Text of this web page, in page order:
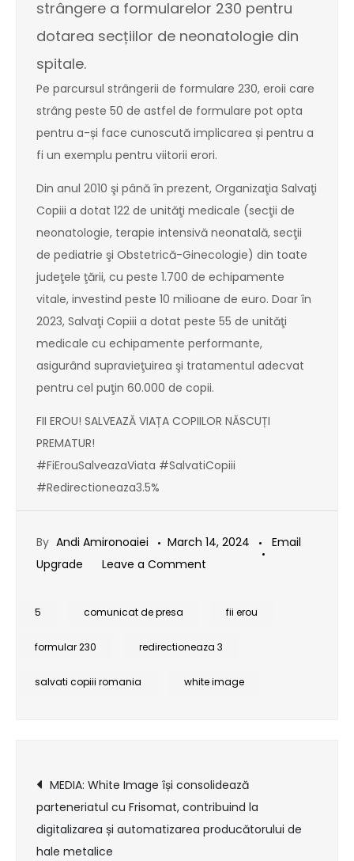
strângere a formularelor 230 pentru
dotarea secțiilor de neonatologie din
spitale.
Pe parcursul strângerii de formulare 230, eroii care
strâng peste 50 de astfel de formulare pot opta
pentru a-și face cunoscută implicarea și pentru a
fi un exemplu pentru viitorii erori.
Din anul 2010 şi până în prezent, Organizaţia Salvaţi
Copiii a dotat 122 de unităţi medicale (secţii de
neonatologie, terapie intensivă neonatală, secţii
de pediatrie şi Obstetrică-Ginecologie) din toate
judeţele ţării, cu peste 1.700 de echipamente
vitale, investind peste 10 milioane de euro. Doar în
2023, Salvaţi Copiii a dotat peste 55 de unităţi
medicale cu echipamente performante,
asigurând supravieţuirea şi tratamentul adecvat
pentru cel puţin 60.000 de copii.
FII EROU! SALVEAZĂ VIAȚA COPIILOR NĂSCUȚI
PREMATUR!
#FiErouSalveazaViata #SalvatiCopiii
#Redirectioneaza3.5%
By Andi Amironoaiei March 14, 2024
Email
Upgrade
Leave a Comment
|
White
avertizează
că
în
5 comunicat de presa fii erou
formular 230 redirectioneaza 3
salvati copiii romania white image
Post
navigation
MEDIA: White Image își consolidează
parteneriatul cu Frisomat, contribuind la
digitalizarea și automatizarea producătorului de
hale metalice